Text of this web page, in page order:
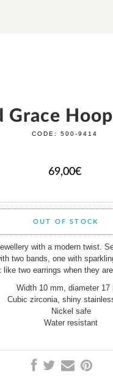
Grace
CODE:500-9414
69,00€
OUT OF STOCK
with a modern twist.
two bands, one with
like two earrings when they
Width 10 mm, diameter 17
Cubic zirconia, shiny
Nickel safe
Water resistant